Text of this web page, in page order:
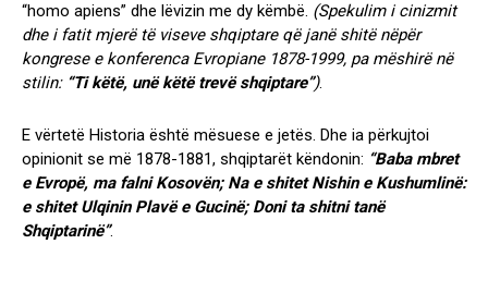
“homo apiens” dhe lëvizin me dy këmbë. (Spekulim i cinizmit
dhe i fatit mjerë të viseve shqiptare që janë shitë nëpër
kongrese e konferenca Evropiane 1878-1999, pa mëshirë në
stilin: “Ti këtë, unë këtë trevë shqiptare”).
E vërtetë Historia është mësuese e jetës. Dhe ia përkujtoi
opinionit se më 1878-1881, shqiptarët këndonin: “Baba mbret
e Evropë, ma falni Kosovën; Na e shitet Nishin e Kushumlinë:
e shitet Ulqinin Plavë e Gucinë; Doni ta shitni tanë
Shqiptarinë”.